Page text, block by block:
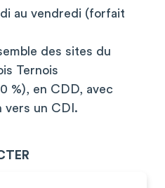
au vendredi (forfait
des sites du
Ternois
%), en CDD, avec
vers un CDI.